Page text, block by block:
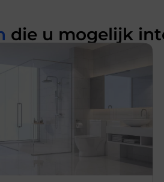
die u mogelijk